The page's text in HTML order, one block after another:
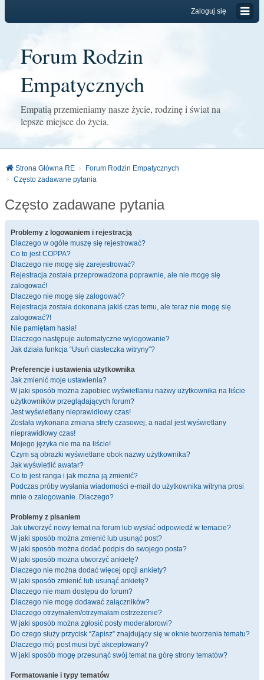
Zaloguj się
Forum Rodzin
Empatycznych
Empatią przemieniamy nasze życie, rodzinę i świat na
lepsze miejsce do życia.
Strona Główna RE
Forum Rodzin Empatycznych
Często zadawane pytania
Często zadawane pytania
Problemy z logowaniem i rejestracją
Dlaczego w ogóle muszę się rejestrować?
Co to jest COPPA?
Dlaczego nie mogę się zarejestrować?
Rejestracja została przeprowadzona poprawnie, ale nie mogę się
zalogować!
Dlaczego nie mogę się zalogować?
Rejestracja została dokonana jakiś czas temu, ale teraz nie mogę się
zalogować?!
Nie pamiętam hasła!
Dlaczego następuje automatyczne wylogowanie?
Jak działa funkcja “Usuń ciasteczka witryny”?
Preferencje i ustawienia użytkownika
Jak zmienić moje ustawienia?
W jaki sposób można zapobiec wyświetlaniu nazwy użytkownika na liście
użytkowników przeglądających forum?
Jest wyświetlany nieprawidłowy czas!
Została wykonana zmiana strefy czasowej, a nadal jest wyświetlany
nieprawidłowy czas!
Mojego języka nie ma na liście!
Czym są obrazki wyświetlane obok nazwy użytkownika?
Jak wyświetlić awatar?
Co to jest ranga i jak można ją zmienić?
Podczas próby wysłania wiadomości e-mail do użytkownika witryna prosi
mnie o zalogowanie. Dlaczego?
Problemy z pisaniem
Jak utworzyć nowy temat na forum lub wysłać odpowiedź w temacie?
W jaki sposób można zmienić lub usunąć post?
W jaki sposób można dodać podpis do swojego posta?
W jaki sposób można utworzyć ankietę?
Dlaczego nie można dodać więcej opcji ankiety?
W jaki sposób zmienić lub usunąć ankietę?
Dlaczego nie mam dostępu do forum?
Dlaczego nie mogę dodawać załączników?
Dlaczego otrzymałem/otrzymałam ostrzeżenie?
W jaki sposób można zgłosić posty moderatorowi?
Do czego służy przycisk “Zapisz” znajdujący się w oknie tworzenia tematu?
Dlaczego mój post musi być akceptowany?
W jaki sposób mogę przesunąć swój temat na górę strony tematów?
Formatowanie i typy tematów